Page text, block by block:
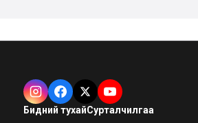
Бидний тухайСурталчилгаа